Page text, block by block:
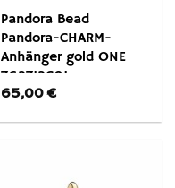
Pandora Bead
Pandora-CHARM-
Anhänger gold ONE
762712C01
65,00€